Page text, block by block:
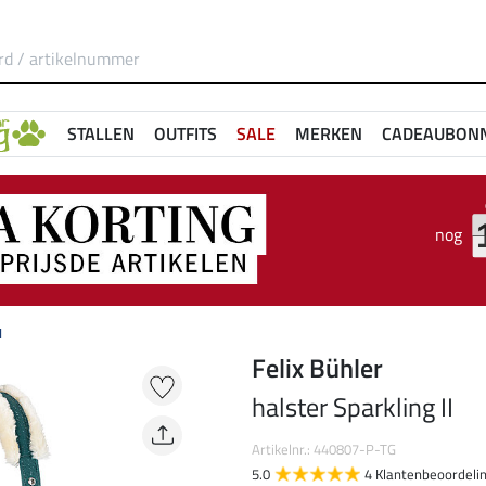
STALLEN OUTFITS SALE MERKEN
nog
Felix Bühler
halster Sparkling II
Artikelnr.: 440807-P-TG
5.0
4